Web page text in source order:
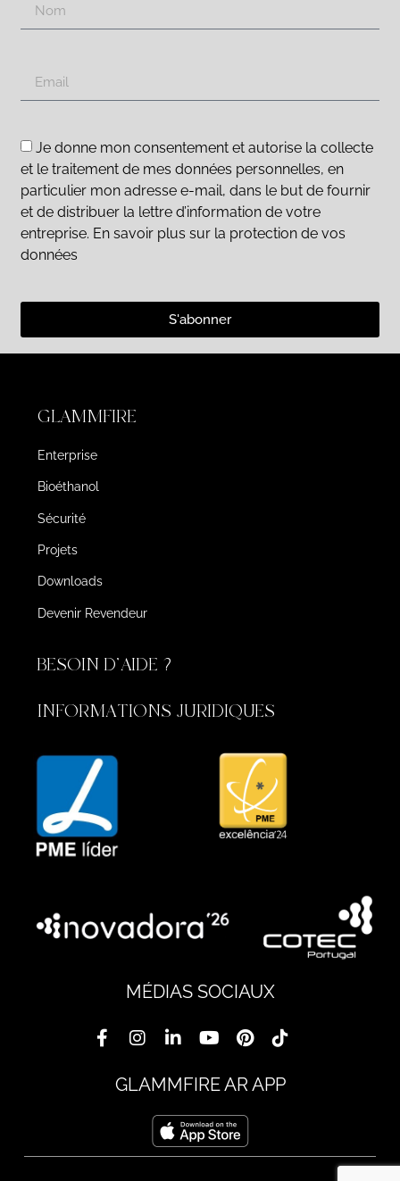
Je donne mon consentement et autorise la collecte
et le traitement de mes données personnelles, en
particulier mon adresse e-mail, dans le but de fournir
et de distribuer la lettre d’information de votre
entreprise. En savoir plus sur la protection de vos
données
S'abonner
GLAMMFIRE
Enterprise
Bioéthanol
Sécurité
Projets
Downloads
Devenir Revendeur
BESOIN D'AIDE ?
INFORMATIONS JURIDIQUES
MÉDIAS SOCIAUX
GLAMMFIRE AR APP